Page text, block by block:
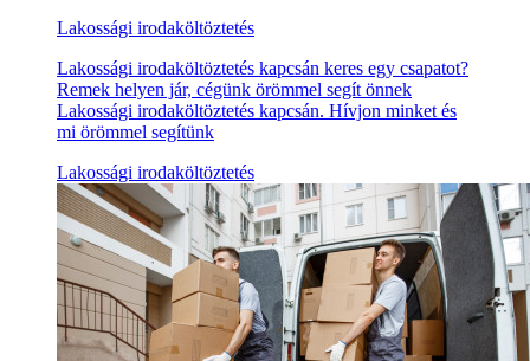
Lakossági irodaköltöztetés
Lakossági irodaköltöztetés kapcsán keres egy csapatot?
Remek helyen jár, cégünk örömmel segít önnek
Lakossági irodaköltöztetés kapcsán. Hívjon minket és
mi örömmel segítünk
Lakossági irodaköltöztetés